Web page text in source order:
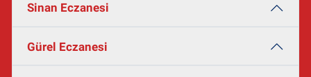
Sinan Eczanesi
Gürel Eczanesi